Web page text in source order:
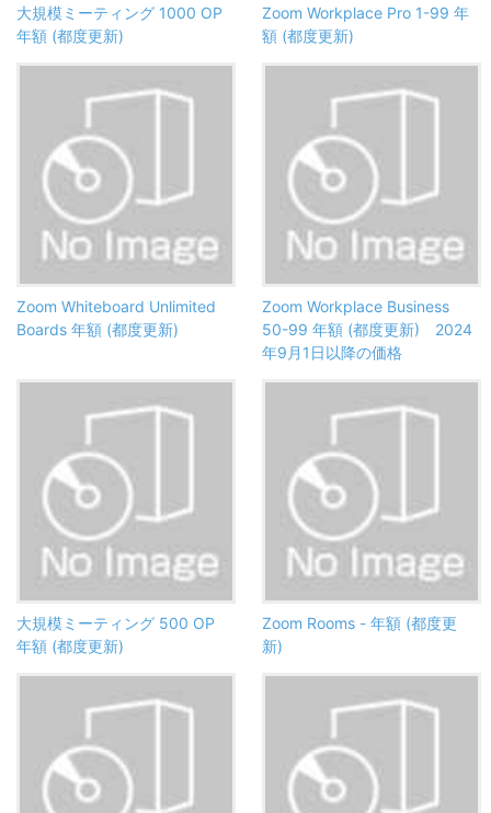
大規模ミーティング 1000 OP
年額 (都度更新)
Zoom Workplace Pro 1-99 年
額 (都度更新)
Zoom Whiteboard Unlimited
Boards 年額 (都度更新)
Zoom Workplace Business
50-99 年額 (都度更新) 2024
年9月1日以降の価格
大規模ミーティング 500 OP
年額 (都度更新)
Zoom Rooms - 年額 (都度更
新)